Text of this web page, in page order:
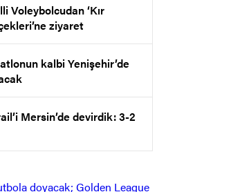
Voleybolcudan ‘Kır
ziyaret
kalbi Yenişehir’de
Mersin’de devirdik: 3-2